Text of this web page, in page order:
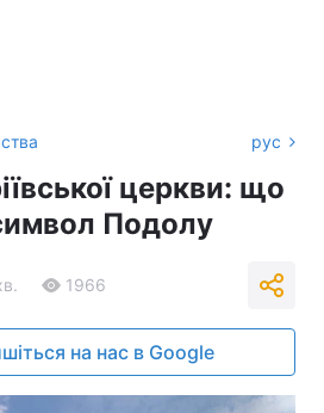
рус
церкви: що
Подолу
1966
на нас в Google